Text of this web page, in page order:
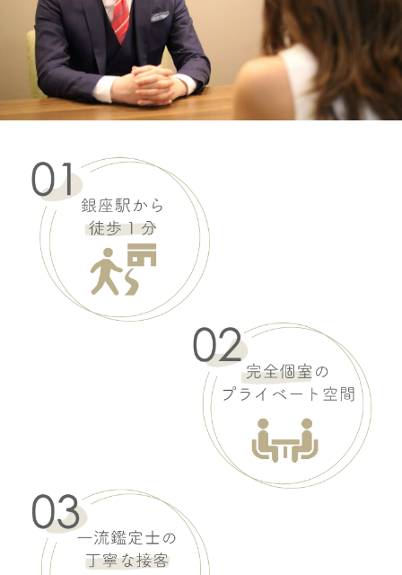
LARA ララ
ASK
ヴェラウォン
ヴェラウォン
LOUISA ルイーザ
ASK
OCTAVIA オクタヴィア